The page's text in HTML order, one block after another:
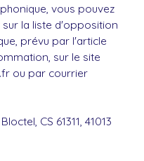
vous pouvez
la liste d'opposition
prévu par l'article
sur le site
ou par courrier
CS 61311, 41013